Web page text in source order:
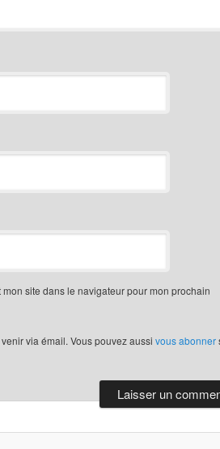
site dans le navigateur pour mon prochain
via émail. Vous pouvez aussi vous abonner